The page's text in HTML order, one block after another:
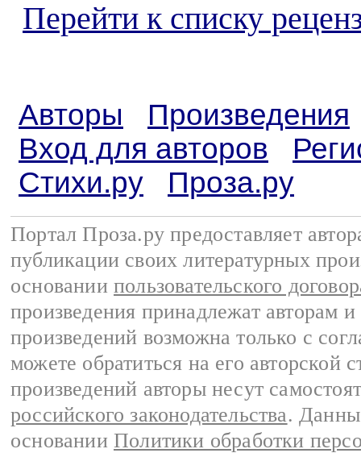
Перейти к списку
Авторы
Произведения
Вход для авторов
Стихи.ру
Проза.ру
Портал Проза.ру предоставляет
публикации своих литературных
основании пользовательского
произведения принадлежат авторам
произведений возможна только с
можете обратиться на его авторской
произведений авторы несут
российского законодательства.
основании Политики обработки